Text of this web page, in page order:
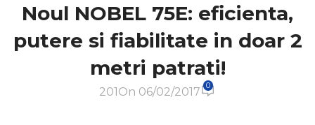
Noul NOBEL 75E: eficienta,
putere si fiabilitate in doar 2
metri patrati!
201On 06/02/2017 0